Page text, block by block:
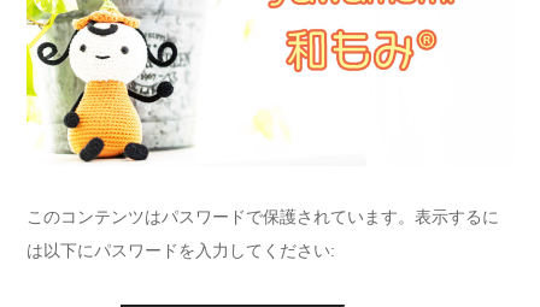
このコンテンツはパスワードで保護されています。表示するに
は以下にパスワードを入力してください: